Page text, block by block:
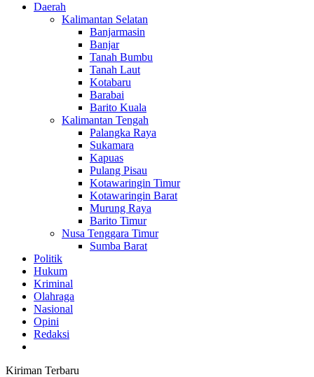
Daerah
Kalimantan Selatan
Banjarmasin
Banjar
Tanah Bumbu
Tanah Laut
Kotabaru
Barabai
Barito Kuala
Kalimantan Tengah
Palangka Raya
Sukamara
Kapuas
Pulang Pisau
Kotawaringin Timur
Kotawaringin Barat
Murung Raya
Barito Timur
Nusa Tenggara Timur
Sumba Barat
Politik
Hukum
Kriminal
Olahraga
Nasional
Opini
Redaksi
Kiriman Terbaru